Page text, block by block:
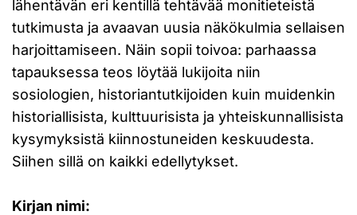
lähentävän eri kentillä tehtävää monitieteistä
tutkimusta ja avaavan uusia näkökulmia sellaisen
harjoittamiseen. Näin sopii toivoa: parhaassa
tapauksessa teos löytää lukijoita niin
sosiologien, historiantutkijoiden kuin muidenkin
historiallisista, kulttuurisista ja yhteiskunnallisista
kysymyksistä kiinnostuneiden keskuudesta.
Siihen sillä on kaikki edellytykset.
Kirjan nimi: